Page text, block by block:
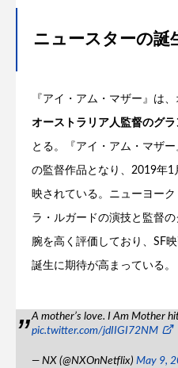
ニュースターの誕
『アイ・アム・マザー』は
オーストラリア人監督のグ
とる。『アイ・アム・マザ
の監督作品となり、2019年
映されている。ニューヨー
ラ・ルガードの演技と監督
腕を高く評価しており、SF
誕生に期待が高まっている。
A mother’s love. I Am Mother
pic.twitter.com/jdIIGI72NM
— NX (@NXOnNetflix) May 9,